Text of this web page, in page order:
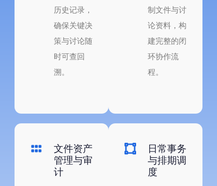
历史记录，
确保关键决
策与讨论随
时可查回
溯。
制文件与讨
论资料，构
建完整的闭
环协作流
程。
文件资产
管理与审
计
日常事务
与排期调
度